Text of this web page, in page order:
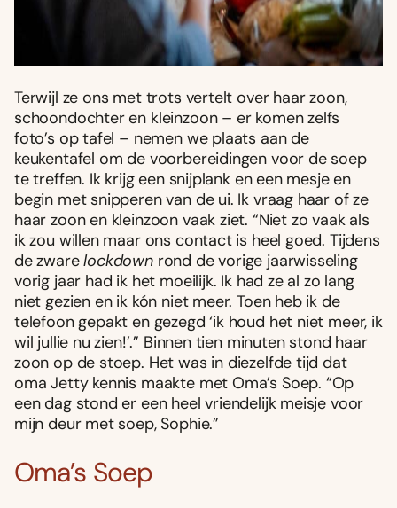
Terwijl ze ons met trots vertelt over haar zoon,
schoondochter en kleinzoon – er komen zelfs
foto’s op tafel – nemen we plaats aan de
keukentafel om de voorbereidingen voor de soep
te treffen. Ik krijg een snijplank en een mesje en
begin met snipperen van de ui. Ik vraag haar of ze
haar zoon en kleinzoon vaak ziet. “Niet zo vaak als
ik zou willen maar ons contact is heel goed. Tijdens
de zwarelockdownrond de vorige jaarwisseling
vorig jaar had ik het moeilijk. Ik had ze al zo lang
niet gezien en ik kón niet meer. Toen heb ik de
telefoon gepakt en gezegd ‘ik houd het niet meer, ik
wil jullie nu zien!’.” Binnen tien minuten stond haar
zoon op de stoep. Het was in diezelfde tijd dat
oma Jetty kennis maakte met Oma’s Soep. “Op
een dag stond er een heel vriendelijk meisje voor
mijn deur met soep, Sophie.”
Oma’s Soep